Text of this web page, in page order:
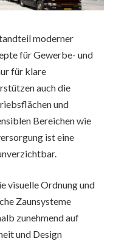
moderner
für Gewerbe- und
für klare
auch die
und
Bereichen wie
ist eine
visuelle Ordnung und
Zaunsysteme
zunehmend auf
und Design